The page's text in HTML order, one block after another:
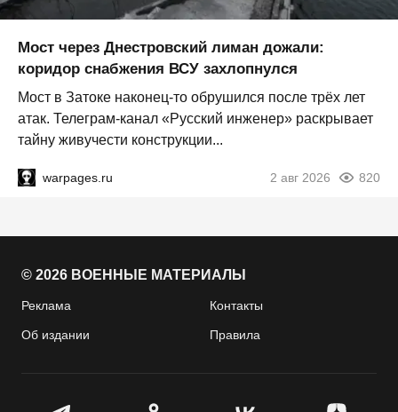
Мост через Днестровский лиман дожали:
коридор снабжения ВСУ захлопнулся
Мост в Затоке наконец-то обрушился после трёх лет
атак. Телеграм-канал «Русский инженер» раскрывает
тайну живучести конструкции...
warpages.ru 2 авг 2026 820
© 2026 ВОЕННЫЕ МАТЕРИАЛЫ
Реклама Контакты
Об издании Правила